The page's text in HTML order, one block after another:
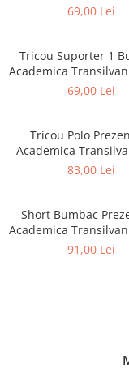
69,00 Lei
Tricou Suporter 1
Academica
69,00 Lei
Tricou Polo
Academica
83,00 Lei
Short Bumbac
Academica
91,00 Lei